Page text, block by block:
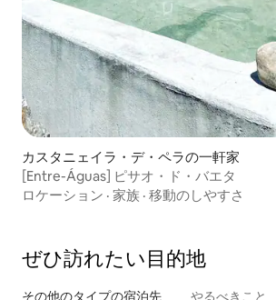
カスタニェイラ・デ・ペラの一軒家
[Entre-Águas] ピサオ・ド・バエタ
ロケーション · 家族 · 移動のしやすさ
ぜひ訪⁠れ⁠た⁠い目⁠的⁠地
その他のタ⁠イ⁠プ⁠の宿⁠泊⁠先 やるべきこと